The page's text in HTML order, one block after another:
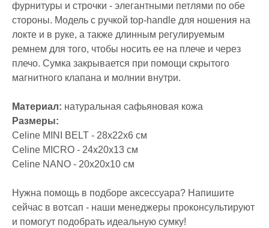
фурнитуры и строчки - элегантными петлями по обе
стороны. Модель с ручкой top-handle для ношения на
локте и в руке, а также длинным регулируемым
ремнем для того, чтобы носить ее на плече и через
плечо. Сумка закрывается при помощи скрытого
магнитного клапана и молнии внутри.
Материал: натуральная сафьяновая кожа
Размеры:
Celine MINI BELT - 28x22x6 см
Celine MICRO - 24x20x13 см
Celine NANO - 20х20х10 см
Нужна помощь в подборе аксессуара? Напишите
сейчас в вотсап - наши менеджеры проконсультируют
и помогут подобрать идеальную сумку!